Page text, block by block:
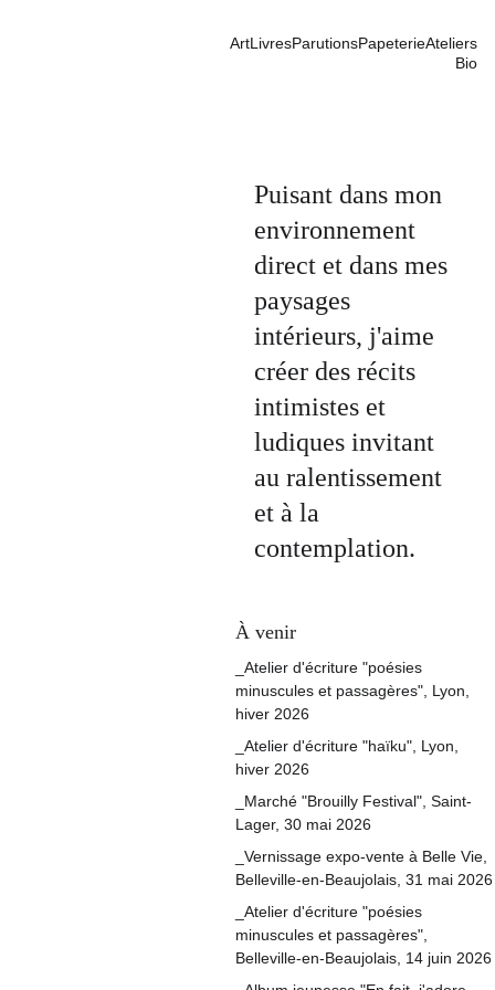
ArtLivresParutionsPapeterieAteliers
Bio
Puisant dans mon
environnement
direct et dans mes
paysages
intérieurs, j'aime
créer des récits
intimistes et
ludiques invitant
au ralentissement
et à la
contemplation.
À venir
_Atelier d'écriture "poésies
minuscules et passagères", Lyon,
hiver 2026
_Atelier d'écriture "haïku", Lyon,
hiver 2026
_Marché "Brouilly Festival", Saint-
Lager, 30 mai 2026
_Vernissage expo-vente à Belle Vie,
Belleville-en-Beaujolais, 31 mai 2026
_Atelier d'écriture "poésies
minuscules et passagères",
Belleville-en-Beaujolais, 14 juin 2026